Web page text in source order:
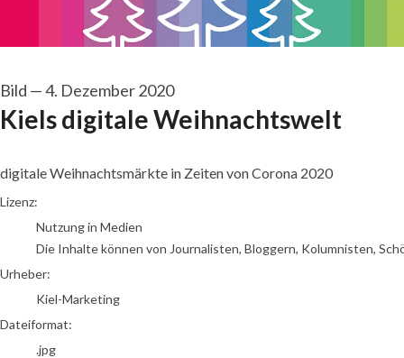
Bild —4. Dezember 2020
Kiels digitale Weihnachtswelt
digitale Weihnachtsmärkte in Zeiten von Corona 2020
Kiel-Marketing
Lizenz:
Nutzung in Medien
Die Inhalte können von Journalisten, Bloggern, Kolumnisten,
Urheber:
Kiel-Marketing
Dateiformat:
.jpg